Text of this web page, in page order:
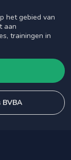
het gebied van
aan
trainingen in